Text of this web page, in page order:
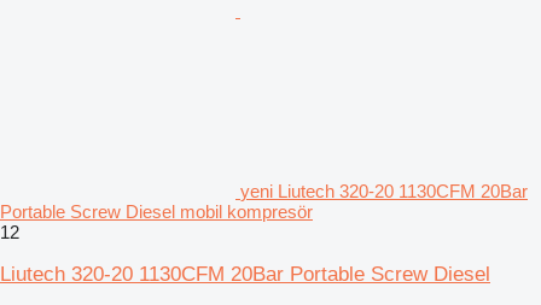
yeni Liutech 320-20 1130CFM 20Bar
Portable Screw Diesel mobil kompresör
12
Liutech 320-20 1130CFM 20Bar Portable Screw Diesel